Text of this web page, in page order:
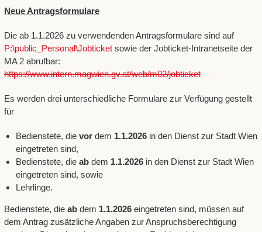
Neue Antragsformulare
Die ab 1.1.2026 zu verwendenden Antragsformulare sind auf
P:\public_Personal\Jobticketsowie der Jobticket-Intranetseite der
MA 2 abrufbar:
https://www.intern.magwien.gv.at/web/m02/jobticket
Es werden drei unterschiedliche Formulare zur Verfügung gestellt
für
Bedienstete, die vordem 1.1.2026in den Dienst zur Stadt Wien
eingetreten sind,
Bedienstete, die abdem 1.1.2026in den Dienst zur Stadt Wien
eingetreten sind, sowie
Lehrlinge.
Bedienstete, die abdem 1.1.2026eingetreten sind, müssen auf
dem Antrag zusätzliche Angaben zur Anspruchsberechtigung